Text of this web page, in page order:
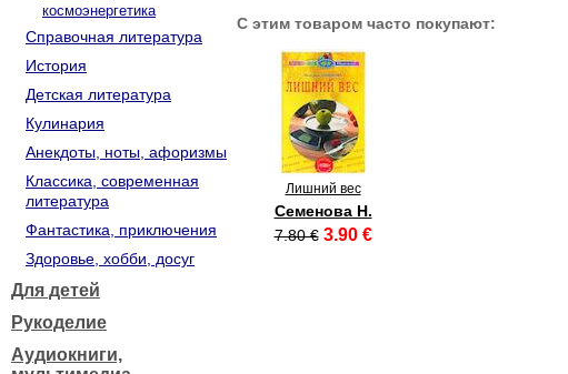
космоэнергетика
Справочная литература
История
Детская литература
Кулинария
Анекдоты, ноты, афоризмы
Классика, современная
литература
Фантастика, приключения
Здоровье, хобби, досуг
Для детей
Рукоделие
Аудиокниги,
С этим товаром часто покупают:
Лишний вес
Семенова Н.
7.80 € 3.90 €